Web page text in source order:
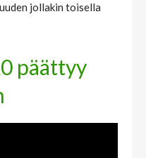
jollakin toisella
päättyy